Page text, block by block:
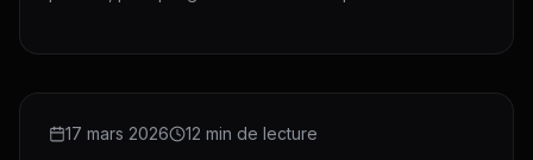
GUIDE
17 mars 2026 12 min de lecture